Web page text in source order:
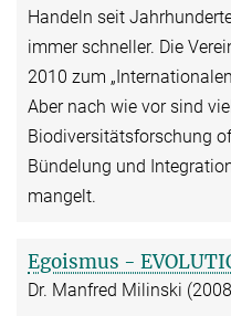
Handeln seit
immer schneller. Die
2010 zum
Aber nach wie vor sind
Biodiversitätsforschung
Bündelung und
mangelt.
Egoismus -
Dr. Manfred Milinski